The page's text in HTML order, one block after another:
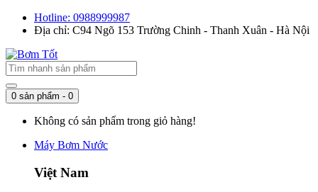
Hotline: 0988999987
Địa chỉ: C94 Ngõ 153 Trường Chinh - Thanh Xuân - Hà Nội
0 sản phẩm - 0
Không có sản phẩm trong giỏ hàng!
Máy Bơm Nước
Việt Nam